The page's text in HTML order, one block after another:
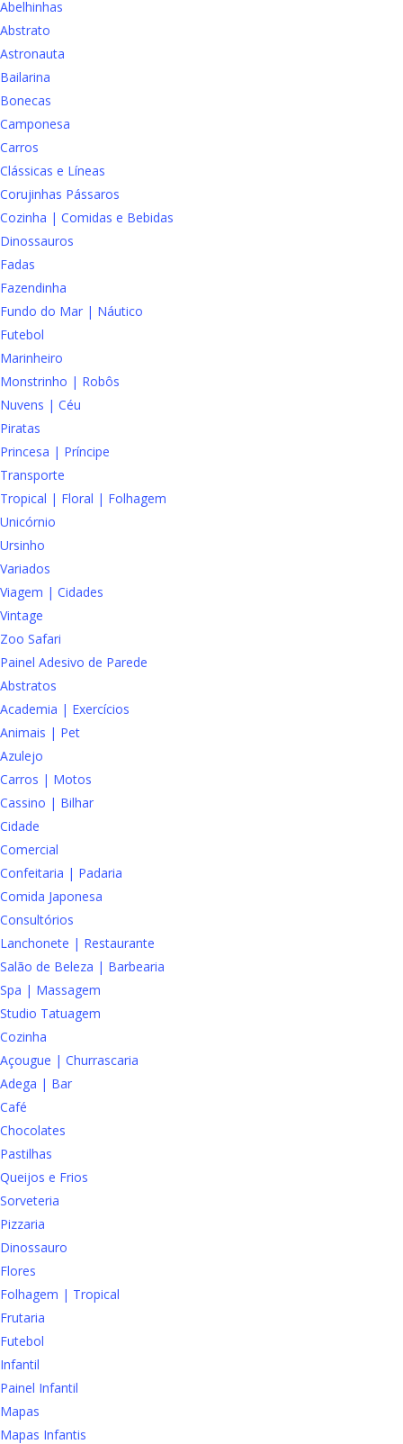
Abelhinhas
Abstrato
Astronauta
Bailarina
Bonecas
Camponesa
Carros
Clássicas e Líneas
Corujinhas Pássaros
Cozinha | Comidas e Bebidas
Dinossauros
Fadas
Fazendinha
Fundo do Mar | Náutico
Futebol
Marinheiro
Monstrinho | Robôs
Nuvens | Céu
Piratas
Princesa | Príncipe
Transporte
Tropical | Floral | Folhagem
Unicórnio
Ursinho
Variados
Viagem | Cidades
Vintage
Zoo Safari
Painel Adesivo de Parede
Abstratos
Academia | Exercícios
Animais | Pet
Azulejo
Carros | Motos
Cassino | Bilhar
Cidade
Comercial
Confeitaria | Padaria
Comida Japonesa
Consultórios
Lanchonete | Restaurante
Salão de Beleza | Barbearia
Spa | Massagem
Studio Tatuagem
Cozinha
Açougue | Churrascaria
Adega | Bar
Café
Chocolates
Pastilhas
Queijos e Frios
Sorveteria
Pizzaria
Dinossauro
Flores
Folhagem | Tropical
Frutaria
Futebol
Infantil
Painel Infantil
Mapas
Mapas Infantis